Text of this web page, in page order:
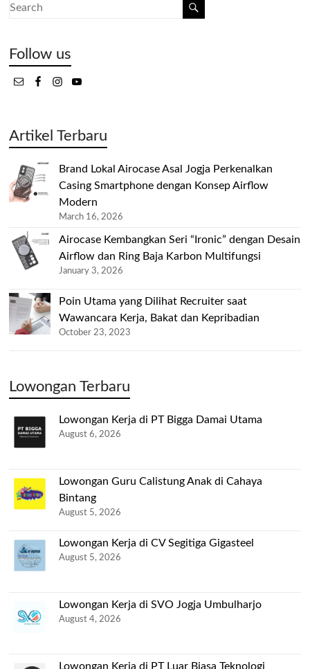
Follow us
Artikel Terbaru
Brand Lokal Airocase Asal Jogja Perkenalkan
Casing Smartphone dengan Konsep Airflow
Modern
March 16, 2026
Airocase Kembangkan Seri “Ironic” dengan Desain
Airflow dan Ring Baja Karbon Multifungsi
January 3, 2026
Poin Utama yang Dilihat Recruiter saat
Wawancara Kerja, Bakat dan Kepribadian
October 23, 2023
Lowongan Terbaru
Lowongan Kerja di PT Bigga Damai Utama
August 6, 2026
Lowongan Guru Calistung Anak di Cahaya
Bintang
August 5, 2026
Lowongan Kerja di CV Segitiga Gigasteel
August 5, 2026
Lowongan Kerja di SVO Jogja Umbulharjo
August 4, 2026
Lowongan Kerja di PT Luar Biasa Teknologi